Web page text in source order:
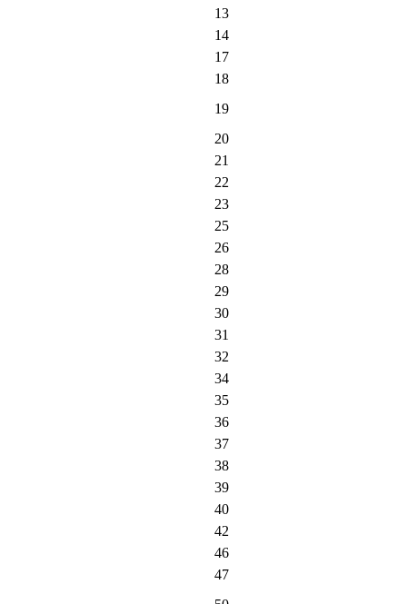
13
14
17
18
19
20
21
22
23
25
26
28
29
30
31
32
34
35
36
37
38
39
40
42
46
47